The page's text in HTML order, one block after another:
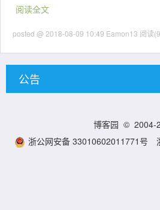
阅读全文
posted @ 2018-08-09 10:49 Eamon13 阅读
公告
博客园 © 2004-
浙公网安备 33010602011771号